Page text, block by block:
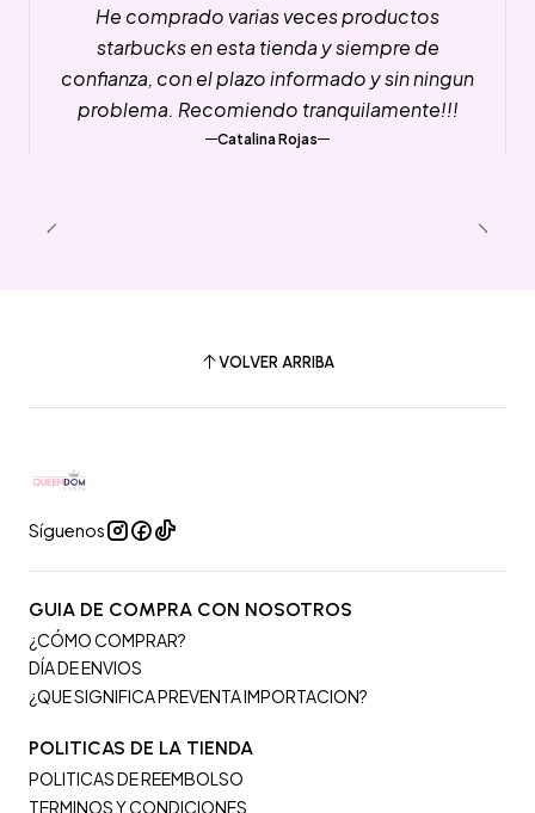
He comprado varias veces productos
starbucks en esta tienda y siempre de
confianza, con el plazo informado y sin ningun
problema. Recomiendo tranquilamente!!!
Catalina Rojas
VOLVER ARRIBA
Síguenos
GUIA DE COMPRA CON NOSOTROS
¿CÓMO COMPRAR?
DÍA DE ENVIOS
¿QUE SIGNIFICA PREVENTA IMPORTACION?
POLITICAS DE LA TIENDA
POLITICAS DE REEMBOLSO
TERMINOS Y CONDICIONES